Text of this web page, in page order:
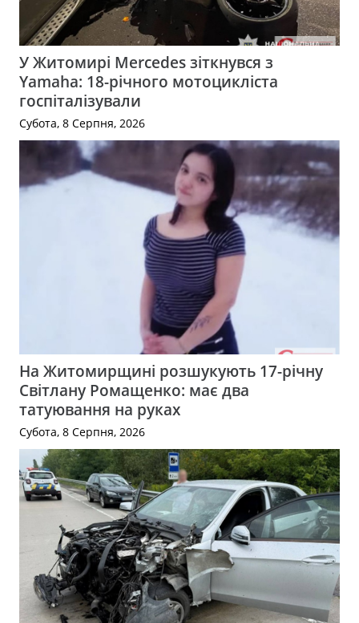
У Житомирі Mercedes зіткнувся з
Yamaha: 18-річного мотоцикліста
госпіталізували
Субота, 8 Серпня, 2026
На Житомирщині розшукують 17-річну
Світлану Ромащенко: має два
татуювання на руках
Субота, 8 Серпня, 2026